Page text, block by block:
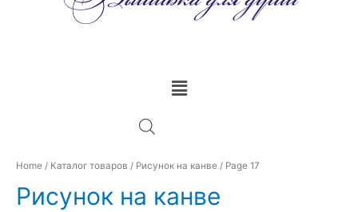
Home / Каталог товаров / Рисунок на канве / Page 17
Рисунок на канве